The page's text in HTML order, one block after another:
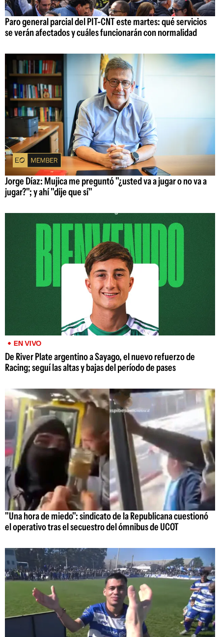
Paro general parcial del PIT-CNT este martes: qué servicios
se verán afectados y cuáles funcionarán con normalidad
Jorge Díaz: Mujica me preguntó "¿usted va a jugar o no va a
jugar?"; y ahí "dije que sí"
EN VIVO
De River Plate argentino a Sayago, el nuevo refuerzo de
Racing; seguí las altas y bajas del período de pases
"Una hora de miedo": sindicato de la Republicana cuestionó
el operativo tras el secuestro del ómnibus de UCOT